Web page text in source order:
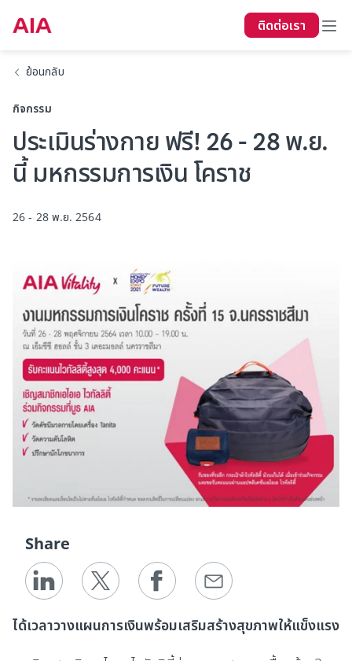
ติดต่อเรา
ย้อนกลับ
กิจกรรม
ประเมินร่างกาย ฟรี! 26 - 28 พ.ย.
นี้ มหกรรมการเงิน โคราช
26 - 28 พ.ย. 2564
ได้เวลาวางแผนการเงินพร้อมเสริมสร้างสุขภาพให้แข็งแรง
Share